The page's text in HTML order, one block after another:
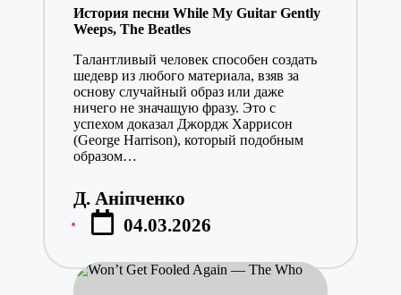
История песни While My Guitar Gently
Weeps, The Beatles
Талантливый человек способен создать
шедевр из любого материала, взяв за
основу случайный образ или даже
ничего не значащую фразу. Это с
успехом доказал Джордж Харрисон
(George Harrison), который подобным
образом…
Posted
by
Д. Аніпченко
04.03.2026